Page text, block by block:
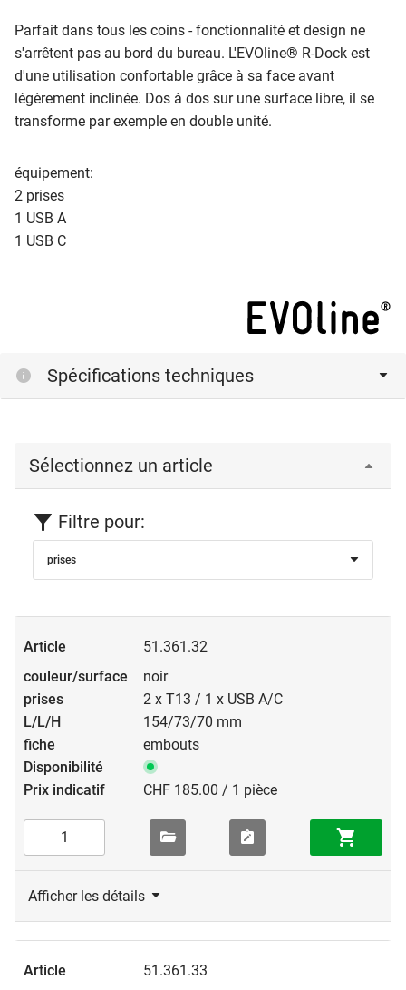
Parfait dans tous les coins - fonctionnalité et design ne
s'arrêtent pas au bord du bureau. L'EVOline® R-Dock est
d'une utilisation confortable grâce à sa face avant
légèrement inclinée. Dos à dos sur une surface libre, il se
transforme par exemple en double unité.
équipement:
2 prises
1 USB A
1 USB C
Spécifications techniques
Sélectionnez un article
Filtre pour:
prises
51.361.32
noir
2 x T13 / 1 x USB A/C
154/73/70 mm
embouts
CHF 185.00 / 1 pièce
Afficher les détails
51.361.33